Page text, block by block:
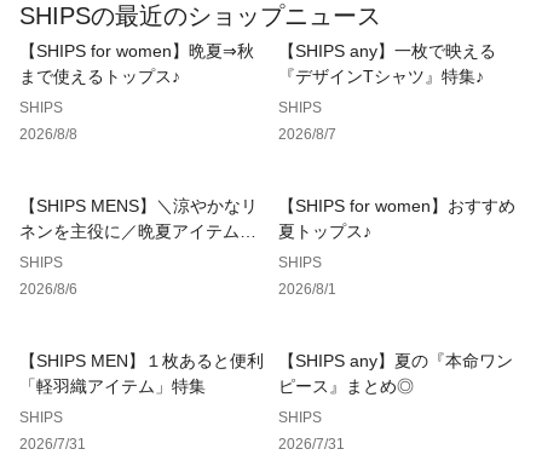
裏地：無
光沢感：無
生地の厚み：やや厚め
透け感：無
水洗い：手洗い可
【注意事項】
※末永く愛用頂く為に、アテンションタグ・洗濯ネームを必ず
ご確認の上、着用又はお取り扱いください。
※連続着用は避け、着用後はブラッシング等で毛並みを整え、
毛玉ははさみで除去してください。
※毛抜けが生じた際は、エチケットブラシ等で取り除いてくだ
さい。
SHIPSの最近のショップニュース
【SHIPS for women】晩夏⇒秋
まで使えるトップス♪
SHIPS
2026/8/8
【SHIPS any】一枚で映える
『デザインTシャツ』特集♪
SHIPS
2026/8/7
【SHIPS MENS】＼涼やかなリ
ネンを主役に／晩夏アイテム特
集
SHIPS
2026/8/6
【SHIPS for women】おすすめ
夏トップス♪
SHIPS
2026/8/1
【SHIPS MEN】１枚あると便利
「軽羽織アイテム」特集
SHIPS
2026/7/31
【SHIPS any】夏の『本命ワン
ピース』まとめ◎
SHIPS
2026/7/31